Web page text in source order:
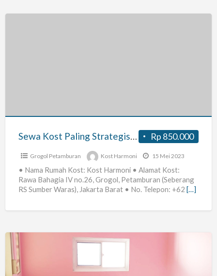
Jakarta
Kost
Harmoni
Rp 850.000
Sewa Kost Paling Strategis di Grogol, Jakarta Barat – Kost Harmoni
Grogol Petamburan Kost Harmoni 15 Mei 2023
• Nama Rumah Kost: Kost Harmoni • Alamat Kost:
Rawa Bahagia IV no.26, Grogol, Petamburan (Seberang
RS Sumber Waras), Jakarta Barat • No. Telepon: +62 […]
Kost
Tanjung